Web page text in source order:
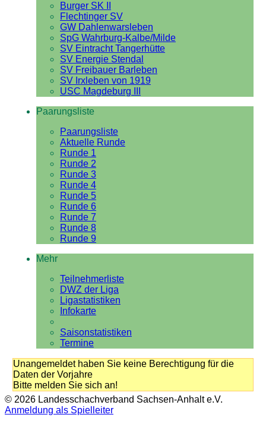
Burger SK II
Flechtinger SV
GW Dahlenwarsleben
SpG Wahrburg-Kalbe/Milde
SV Eintracht Tangerhütte
SV Energie Stendal
SV Freibauer Barleben
SV Irxleben von 1919
USC Magdeburg III
Paarungsliste
Paarungsliste
Aktuelle Runde
Runde 1
Runde 2
Runde 3
Runde 4
Runde 5
Runde 6
Runde 7
Runde 8
Runde 9
Mehr
Teilnehmerliste
DWZ der Liga
Ligastatistiken
Infokarte
Saisonstatistiken
Termine
Unangemeldet haben Sie keine Berechtigung für die
Daten der Vorjahre
Bitte melden Sie sich an!
© 2026 Landesschachverband Sachsen-Anhalt e.V.
Anmeldung als Spielleiter